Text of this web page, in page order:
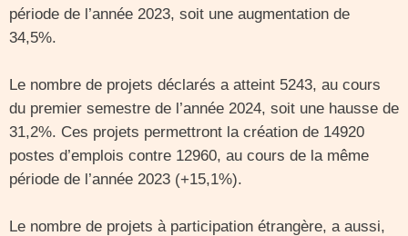
période de l’année 2023, soit une augmentation de
34,5%.
Le nombre de projets déclarés a atteint 5243, au cours
du premier semestre de l’année 2024, soit une hausse de
31,2%. Ces projets permettront la création de 14920
postes d’emplois contre 12960, au cours de la même
période de l’année 2023 (+15,1%).
Le nombre de projets à participation étrangère, a aussi,